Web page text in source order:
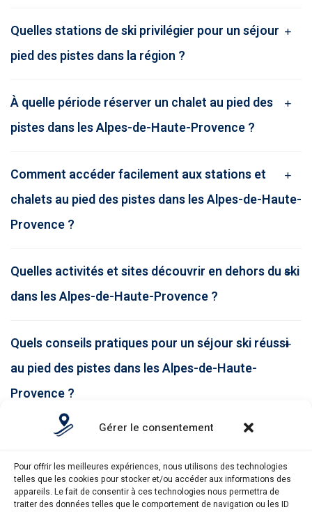
Gérer le consentement
Pour offrir les meilleures expériences, nous utilisons des technologies
telles que les cookies pour stocker et/ou accéder aux informations des
appareils. Le fait de consentir à ces technologies nous permettra de
traiter des données telles que le comportement de navigation ou les ID
Quelles stations de ski privilégier pour un séjour
pied des pistes dans la région ?
À quelle période réserver un chalet au pied des
pistes dans les Alpes-de-Haute-Provence ?
Comment accéder facilement aux stations et
chalets au pied des pistes dans les Alpes-de-Haute-
Provence ?
Quelles activités et sites découvrir en dehors du ski
dans les Alpes-de-Haute-Provence ?
Quels conseils pratiques pour un séjour ski réussi
au pied des pistes dans les Alpes-de-Haute-
Provence ?